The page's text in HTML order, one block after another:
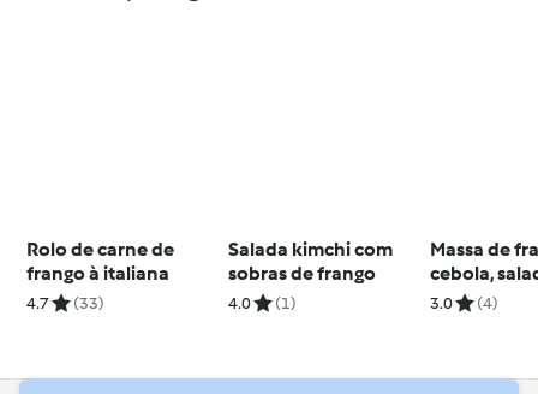
Rolo de carne de
frango à italiana
4.7 (33)
Salada kimchi com
sobras de frango
4.0 (1)
Massa de
cebola,
de legumes
3.0 (4)